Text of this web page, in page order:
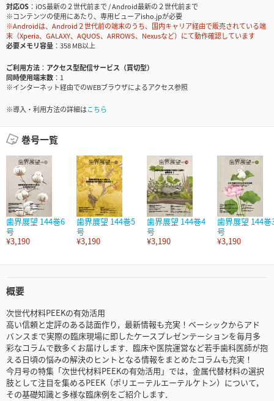
対応OS
iOS最新の２世代前まで / Android最新の２世代前まで
※コンテンツの使用にあたり、専用ビューアisho.jpが必要
※Androidは、Android２世代前の端末のうち、国内キャリア経由で販売されている端
末（Xperia、GALAXY、AQUOS、ARROWS、Nexusなど）にて動作確認しています
必要メモリ容量
358 MB以上
ご利用方法
アクセス型配信サービス（買切型）
同時使用端末数
1
※インターネット経由でのWEBブラウザによるアクセス参照
※導入・利用方法の詳細はこちら
巻号一覧
歯界展望 144巻6
号
¥3,190
歯界展望 144巻5
号
¥3,190
歯界展望 144巻4
号
¥3,190
歯界展望 144巻
号
¥3,190
概要
次世代材料PEEKの有効活用
高い信頼と定評のある誌面作り，最新情報も充実！ベーシックからアド
バンスまで実際の臨床現場に即したケースプレゼンテーションを毎月多
彩なコラムで数多くお届けします．臨床や医院運営など若手歯科医師が抱
える日頃の悩みの解決のヒントとなる情報をまとめたコラムも充実！
今月号の特集「次世代材料PEEKの有効活用」では，金属代替材料の選択
肢として注目を集めるPEEK（ポリエーテルエーテルケトン）について，
その基礎知識と多様な臨床例をご紹介します．